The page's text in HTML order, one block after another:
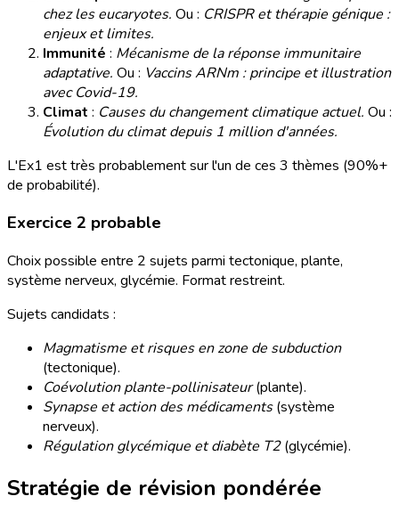
chez les eucaryotes. Ou : CRISPR et thérapie génique :
enjeux et limites.
Immunité : Mécanisme de la réponse immunitaire
adaptative. Ou : Vaccins ARNm : principe et illustration
avec Covid-19.
Climat : Causes du changement climatique actuel. Ou :
Évolution du climat depuis 1 million d'années.
L'Ex1 est très probablement sur l'un de ces 3 thèmes (90%+
de probabilité).
Exercice 2 probable
Choix possible entre 2 sujets parmi tectonique, plante,
système nerveux, glycémie. Format restreint.
Sujets candidats :
Magmatisme et risques en zone de subduction
(tectonique).
Coévolution plante-pollinisateur(plante).
Synapse et action des médicaments(système
nerveux).
Régulation glycémique et diabète T2(glycémie).
Stratégie de révision pondérée